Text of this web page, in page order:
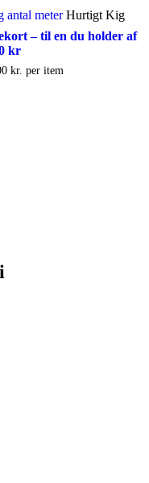
antal meter Hurtigt Kig
– til en du holder af
kr
kr. per item